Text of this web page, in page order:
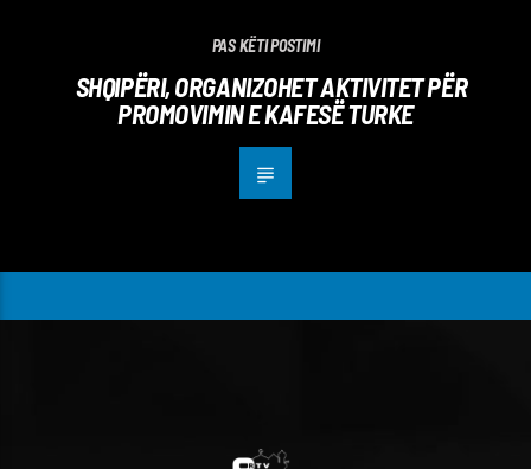
PAS KËTI POSTIMI
SHQIPËRI, ORGANIZOHET AKTIVITET PËR
PROMOVIMIN E KAFESË TURKE